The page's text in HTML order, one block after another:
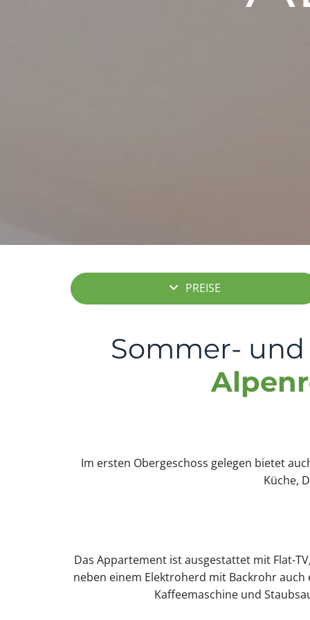
PREISE
Sommer-
Im ersten Obergeschoss gelegen bietet
Küche,
Das Appartement ist ausgestattet mit Flat-
neben einem Elektroherd mit Backrohr
Kaffeemaschine und